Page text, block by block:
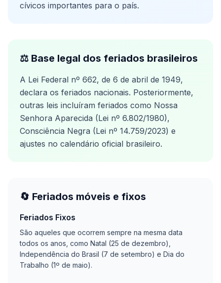
cívicos importantes para o país.
⚖️ Base legal dos feriados brasileiros
A Lei Federal nº 662, de 6 de abril de 1949,
declara os feriados nacionais. Posteriormente,
outras leis incluíram feriados como Nossa
Senhora Aparecida (Lei nº 6.802/1980),
Consciência Negra (Lei nº 14.759/2023) e
ajustes no calendário oficial brasileiro.
🔄 Feriados móveis e fixos
Feriados Fixos
São aqueles que ocorrem sempre na mesma data
todos os anos, como Natal (25 de dezembro),
Independência do Brasil (7 de setembro) e Dia do
Trabalho (1º de maio).